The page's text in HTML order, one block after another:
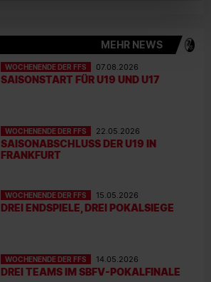
MEHR NEWS
WOCHENENDE DER FFS 07.08.2026
SAISONSTART FÜR U19 UND U17
WOCHENENDE DER FFS 22.05.2026
SAISONABSCHLUSS DER U19 IN
FRANKFURT
WOCHENENDE DER FFS 15.05.2026
DREI ENDSPIELE, DREI POKALSIEGE
WOCHENENDE DER FFS 14.05.2026
DREI TEAMS IM SBFV-POKALFINALE